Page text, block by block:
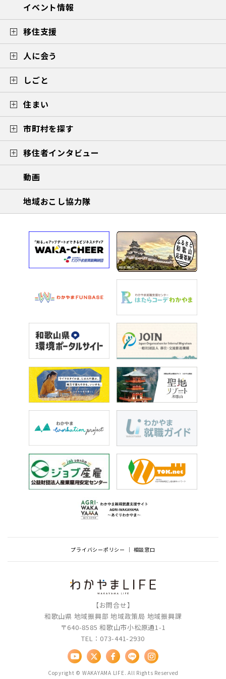
イベント情報
移住支援
人に会う
しごと
住まい
市町村を探す
移住者インタビュー
動画
地域おこし協力隊
プライバシーポリシー 相談窓口
【お問合せ】
和歌山県 地域振興部 地域政策局 地域振興課
〒640-8585 和歌山市小松原通1-1
TEL：073-441-2930
Copyright © WAKAYAMA LIFE. All Rights Reserved